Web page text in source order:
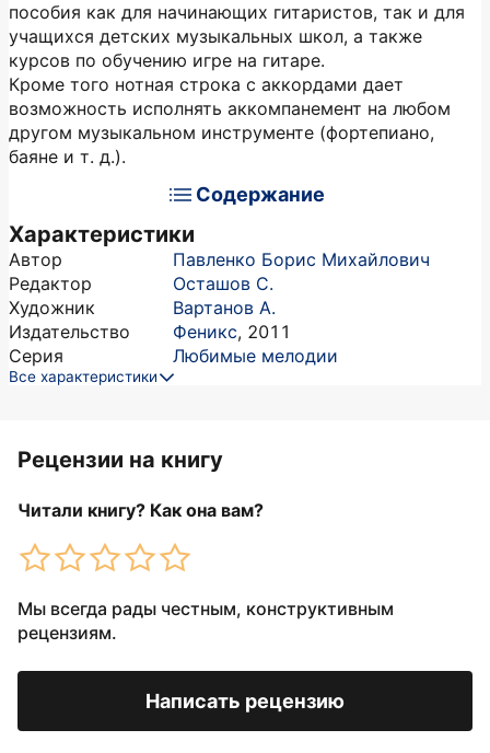
пособия как для начинающих гитаристов, так и для
учащихся детских музыкальных школ, а также
курсов по обучению игре на гитаре.
Кроме того нотная строка с аккордами дает
возможность исполнять аккомпанемент на любом
другом музыкальном инструменте (фортепиано,
баяне и т. д.).
Содержание
Характеристики
Автор
Павленко Борис Михайлович
Редактор
Осташов С.
Художник
Вартанов А.
Издательство
Феникс, 2011
Серия
Любимые мелодии
Все характеристики
Рецензии на книгу
Читали книгу? Как она вам?
Мы всегда рады честным, конструктивным
рецензиям.
Написать рецензию